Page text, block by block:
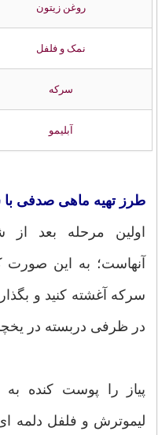
روغن زيتون
نمک و فلفل
سرکه
آبليمو
طرز تهیه ماهی صدفی
اولين مرحله بعد
آنهاست؛ به اين صورت
در ظرفی دربسته در
پياز را پوست كنده
ليموترش و فلفل دلمه